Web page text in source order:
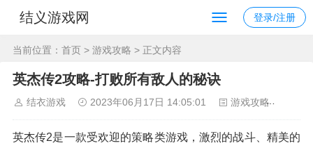
结义游戏网 登录/注册
当前位置： 首页 > 游戏攻略 > 正文内容
英杰传2攻略-打败所有敌人的秘诀
结衣游戏 2023年06月17日 14:05:01 游戏攻略
英杰传2是一款受欢迎的策略类游戏，激烈的战斗、精美的